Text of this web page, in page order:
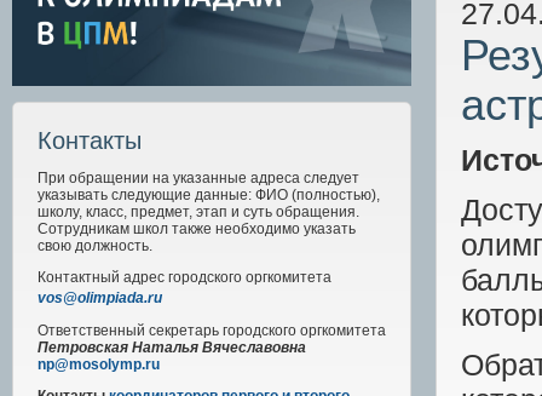
Контакты
При обращении на указанные адреса следует
указывать следующие данные: ФИО (полностью),
школу, класс, предмет, этап и суть обращения.
Сотрудникам школ также необходимо указать
свою должность.
Контактный адрес городского оргкомитета
vos@olimpiada.ru
Ответственный секретарь городского оргкомитета
Петровская Наталья Вячеславовна
np@mosolymp.ru